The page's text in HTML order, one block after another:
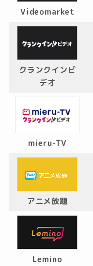
Videomarket
クランクインビ
デオ
mieru-TV
アニメ放題
Lemino